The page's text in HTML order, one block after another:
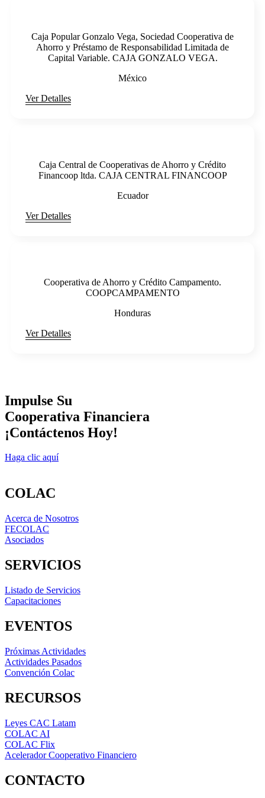
Caja Popular Gonzalo Vega, Sociedad Cooperativa de
Ahorro y Préstamo de Responsabilidad Limitada de
Capital Variable. CAJA GONZALO VEGA.
México
Ver Detalles
Caja Central de Cooperativas de Ahorro y Crédito
Financoop ltda. CAJA CENTRAL FINANCOOP
Ecuador
Ver Detalles
Cooperativa de Ahorro y Crédito Campamento.
COOPCAMPAMENTO
Honduras
Ver Detalles
Impulse Su
Cooperativa Financiera
¡Contáctenos Hoy!
Haga clic aquí
COLAC
Acerca de Nosotros
FECOLAC
Asociados
SERVICIOS
Listado de Servicios
Capacitaciones
EVENTOS
Próximas Actividades
Actividades Pasados
Convención Colac
RECURSOS
Leyes CAC Latam
COLAC AI
COLAC Flix
Acelerador Cooperativo Financiero
CONTACTO